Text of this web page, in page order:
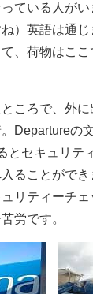
ている人が
）英語は通じ
、荷物はこ
ころで、外
Departureの
とセキュリテ
ることができ
リティーチ
労です。